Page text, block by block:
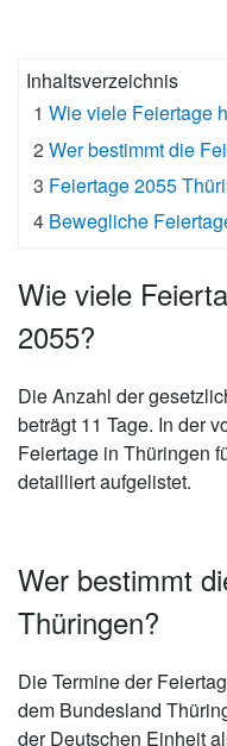
Inhaltsverzeichnis
1 Wie viele Feiertage
2 Wer bestimmt die
3 Feiertage 2055
4 Bewegliche
Wie viele
2055?
Die Anzahl der
beträgt 11 Tage. In der
Feiertage in Thüringen
detailliert aufgelistet.
Wer bestimmt
Thüringen?
Die Termine der
dem Bundesland
der Deutschen Einheit